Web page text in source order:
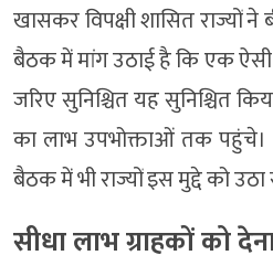
खासकर विपक्षी शासित राज्यों ने
बैठक में मांग उठाई है कि एक
जरिए सुनिश्चित यह सुनिश्चित
का लाभ उपभोक्ताओं तक
बैठक में भी राज्यों इस मुद्दे को
सीधा लाभ ग्राहकों को